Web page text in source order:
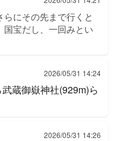
にその先まで行くと
国宝だし、一回みとい
2026/05/31 14:24
蔵御嶽神社(929m)ら
2026/05/31 14:26